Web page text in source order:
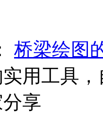
桥梁绘图
用工具
享